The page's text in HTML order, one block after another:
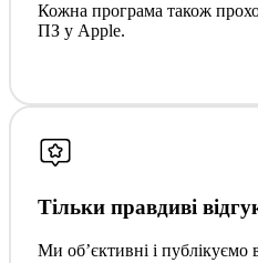
Кожна програма також
ПЗ у Apple.
Тільки правдиві
Ми обʼєктивні і публікуємо